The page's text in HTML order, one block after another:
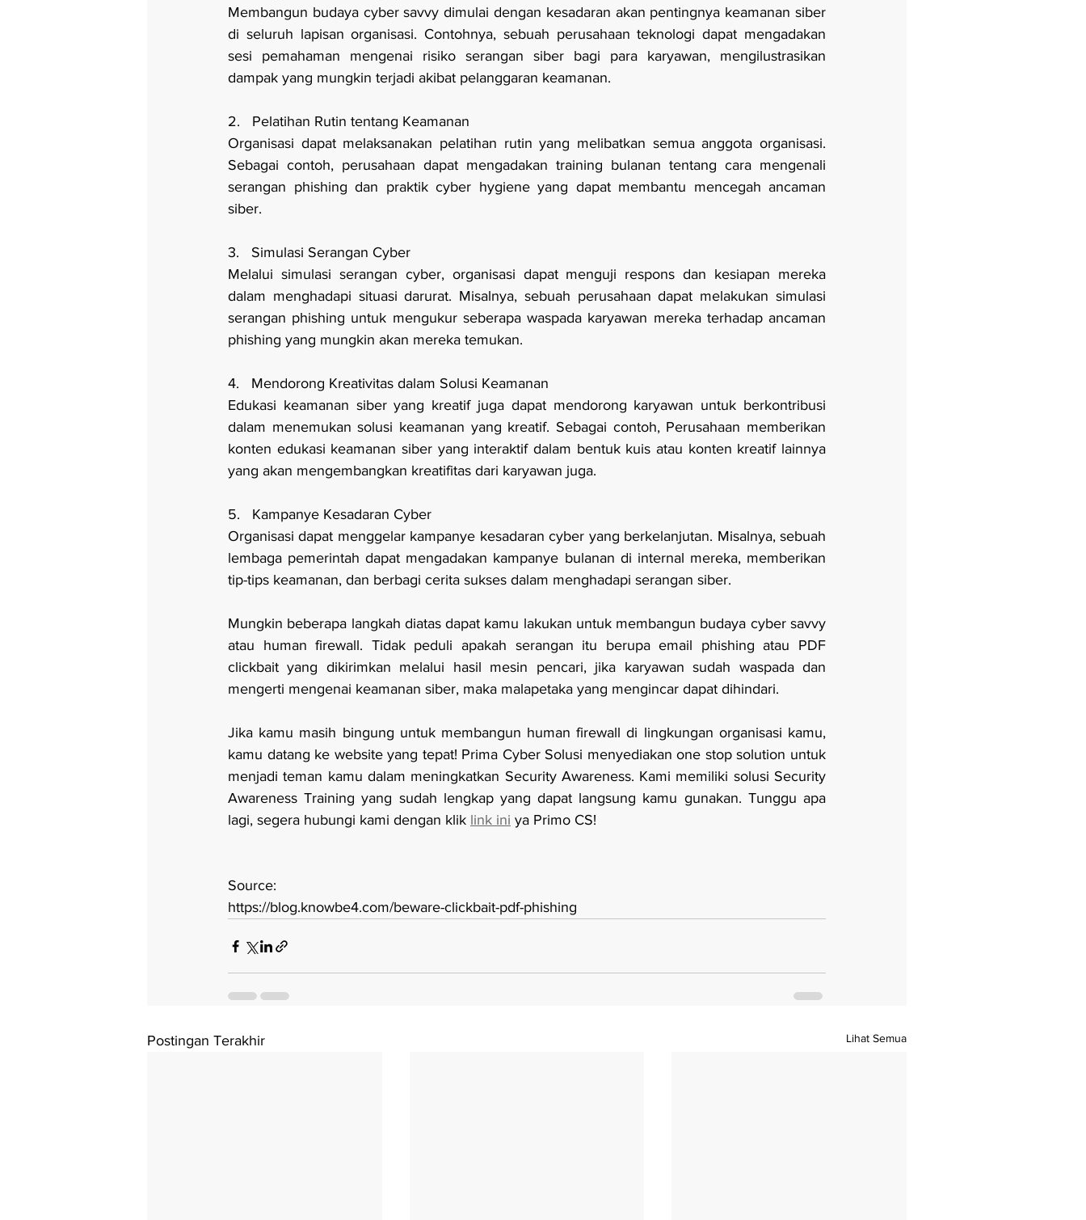
Membangun budaya cyber savvy dimulai dengan kesadaran akan pentingnya keamanan siber
di seluruh lapisan organisasi. Contohnya, sebuah perusahaan teknologi dapat mengadakan
sesi pemahaman mengenai risiko serangan siber bagi para karyawan, mengilustrasikan
dampak yang mungkin terjadi akibat pelanggaran keamanan.
2.   Pelatihan Rutin tentang Keamanan
Organisasi dapat melaksanakan pelatihan rutin yang melibatkan semua anggota organisasi.
Sebagai contoh, perusahaan dapat mengadakan training bulanan tentang cara mengenali
serangan phishing dan praktik cyber hygiene yang dapat membantu mencegah ancaman
siber.
3.   Simulasi Serangan Cyber
Melalui simulasi serangan cyber, organisasi dapat menguji respons dan kesiapan mereka
dalam menghadapi situasi darurat. Misalnya, sebuah perusahaan dapat melakukan simulasi
serangan phishing untuk mengukur seberapa waspada karyawan mereka terhadap ancaman
phishing yang mungkin akan mereka temukan.
4.   Mendorong Kreativitas dalam Solusi Keamanan
Edukasi keamanan siber yang kreatif juga dapat mendorong karyawan untuk berkontribusi
dalam menemukan solusi keamanan yang kreatif. Sebagai contoh, Perusahaan memberikan
konten edukasi keamanan siber yang interaktif dalam bentuk kuis atau konten kreatif lainnya
yang akan mengembangkan kreatifitas dari karyawan juga.
5.   Kampanye Kesadaran Cyber
Organisasi dapat menggelar kampanye kesadaran cyber yang berkelanjutan. Misalnya, sebuah
lembaga pemerintah dapat mengadakan kampanye bulanan di internal mereka, memberikan
tip-tips keamanan, dan berbagi cerita sukses dalam menghadapi serangan siber.
Mungkin beberapa langkah diatas dapat kamu lakukan untuk membangun budaya cyber savvy
atau human firewall. Tidak peduli apakah serangan itu berupa email phishing atau PDF
clickbait yang dikirimkan melalui hasil mesin pencari, jika karyawan sudah waspada dan
mengerti mengenai keamanan siber, maka malapetaka yang mengincar dapat dihindari.
Jika kamu masih bingung untuk membangun human firewall di lingkungan organisasi kamu,
kamu datang ke website yang tepat! Prima Cyber Solusi menyediakan one stop solution untuk
menjadi teman kamu dalam meningkatkan Security Awareness. Kami memiliki solusi Security
Awareness Training yang sudah lengkap yang dapat langsung kamu gunakan. Tunggu apa
lagi, segera hubungi kami dengan klik link ini ya Primo CS!
Source:
https://blog.knowbe4.com/beware-clickbait-pdf-phishing
Postingan Terakhir Lihat Semua